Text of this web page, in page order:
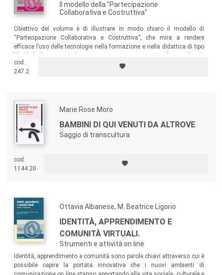
Il modello della "Partecipazione
Collaborativa e Costruttiva"
Obiettivo del volume è di illustrare in modo chiaro il modello di
“Partecipazione Collaborativa e Costruttiva”, che mira a rendere
efficace l’uso delle tecnologie nella formazione e nella didattica di tipo
situazioni in cui è applicabile, le modalità di valorizzazione degli
ambienti digitali e dell’integrazione tra attività online e offline.
cod.
247.2
Marie Rose Moro
BAMBINI DI QUI VENUTI DA ALTROVE
Saggio di transcultura
cod.
1144.20
Ottavia Albanese, M. Beatrice Ligorio
IDENTITÀ, APPRENDIMENTO E
COMUNITÀ VIRTUALI.
Strumenti e attività on line
Identità, apprendimento e comunità sono parole chiavi attraverso cui è
possibile capire la portata innovativa che i nuovi ambienti di